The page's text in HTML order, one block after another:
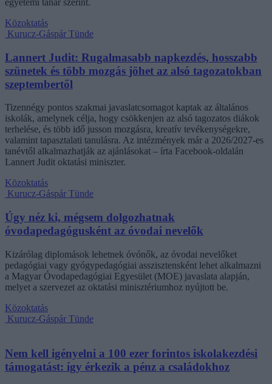
egyetemi tanár szerint.
Közoktatás
Kurucz-Gáspár Tünde
Lannert Judit: Rugalmasabb napkezdés, hosszabb
szünetek és több mozgás jöhet az alsó tagozatokban
szeptembertől
Tizennégy pontos szakmai javaslatcsomagot kaptak az általános
iskolák, amelynek célja, hogy csökkenjen az alsó tagozatos diákok
terhelése, és több idő jusson mozgásra, kreatív tevékenységekre,
valamint tapasztalati tanulásra. Az intézmények már a 2026/2027-es
tanévtől alkalmazhatják az ajánlásokat – írta Facebook-oldalán
Lannert Judit oktatási miniszter.
Közoktatás
Kurucz-Gáspár Tünde
Úgy néz ki, mégsem dolgozhatnak
óvodapedagógusként az óvodai nevelők
Kizárólag diplomások lehetnek óvónők, az óvodai nevelőket
pedagógiai vagy gyógypedagógiai asszisztensként lehet alkalmazni
a Magyar Óvodapedagógiai Egyesület (MOE) javaslata alapján,
melyet a szervezet az oktatási minisztériumhoz nyújtott be.
Közoktatás
Kurucz-Gáspár Tünde
Nem kell igényelni a 100 ezer forintos iskolakezdési
támogatást: így érkezik a pénz a családokhoz